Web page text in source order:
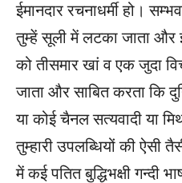
ईमानदार रचनाधर्मी हो।
तुम्हें सूली में लटका जाता और
को तीसमार खां व एक जुदा
जाता और साबित करता कि
या कोई चैनल सत्यवादी या
तुम्हारी उपलब्धियों की ऐसी
में कई पतित बुद्धिभक्षी गन्दी